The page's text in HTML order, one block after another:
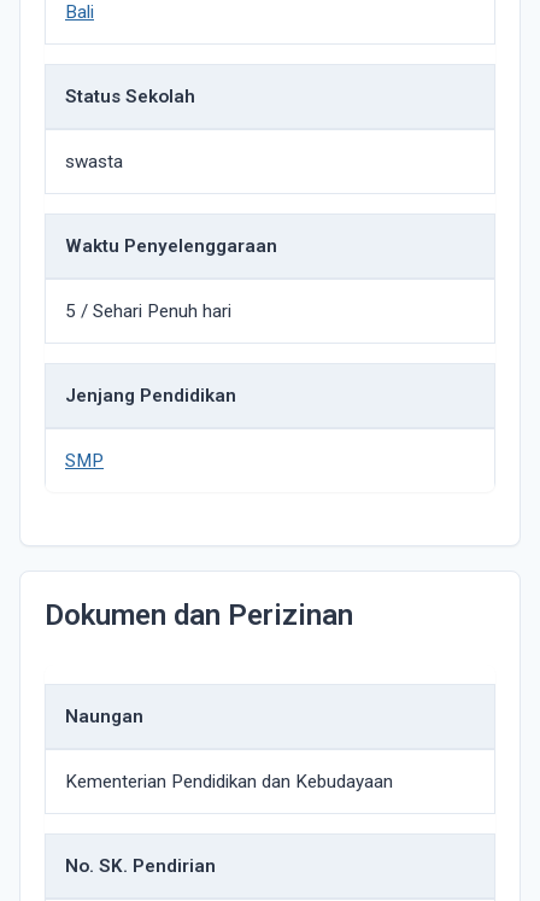
Bali
Status Sekolah
swasta
Waktu Penyelenggaraan
5 / Sehari Penuh hari
Jenjang Pendidikan
SMP
Dokumen dan Perizinan
Naungan
Kementerian Pendidikan dan Kebudayaan
No. SK. Pendirian